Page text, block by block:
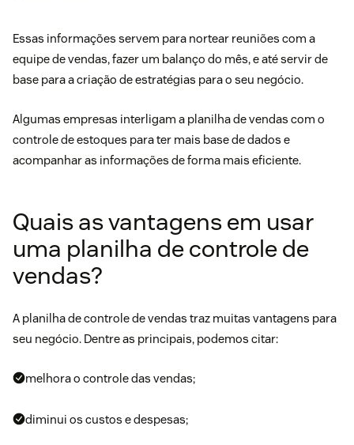
Essas informações servem para nortear reuniões com a
equipe de vendas, fazer um balanço do mês, e até servir de
base para a criação de estratégias para o seu negócio.
Algumas empresas interligam a planilha de vendas com o
controle de estoques para ter mais base de dados e
acompanhar as informações de forma mais eficiente.
Quais as vantagens em usar
uma planilha de controle de
vendas?
A planilha de controle de vendas traz muitas vantagens para
seu negócio. Dentre as principais, podemos citar:
melhora o controle das vendas;
diminui os custos e despesas;